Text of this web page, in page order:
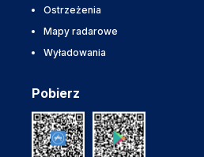
Ostrzeżenia
Mapy radarowe
Wyładowania
Pobierz